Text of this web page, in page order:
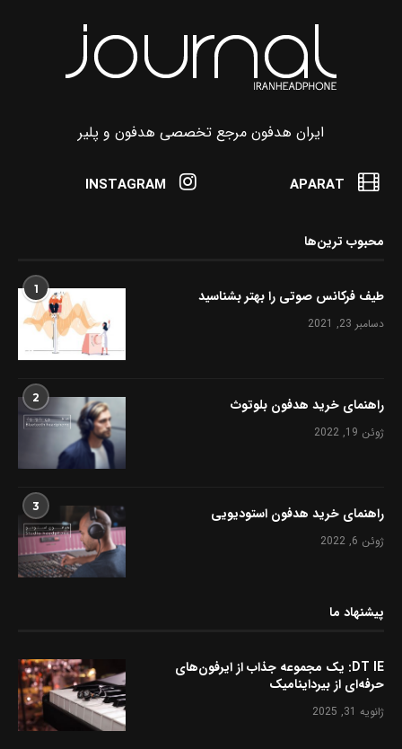
ایران هدفون مرجع تخصصی هدفون و پلیر
APARAT
INSTAGRAM
محبوب ترین‌ها
1 طیف فرکانس صوتی را بهتر بشناسید
دسامبر 23, 2021
2 راهنمای خرید هدفون بلوتوث
ژوئن 19, 2022
3 راهنمای خرید هدفون استودیویی
ژوئن 6, 2022
پیشنهاد ما
DT IE: یک مجموعه جذاب از ایرفون‌های
حرفه‌ای از بیرداینامیک
ژانویه 31, 2025